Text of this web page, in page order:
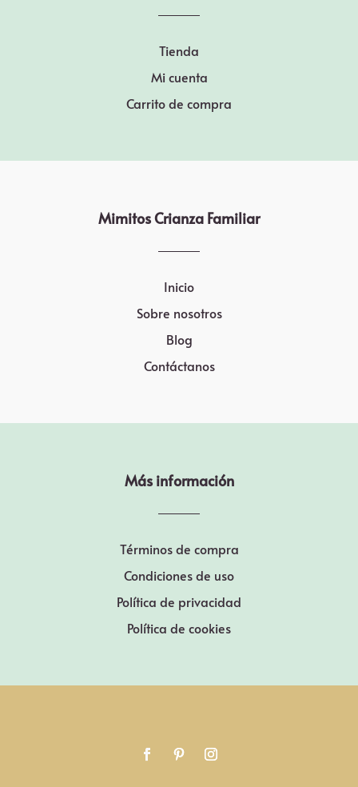
Tienda
Mi cuenta
Carrito de compra
Mimitos Crianza Familiar
Inicio
Sobre nosotros
Blog
Contáctanos
Más información
Términos de compra
Condiciones de uso
Política de privacidad
Política de cookies